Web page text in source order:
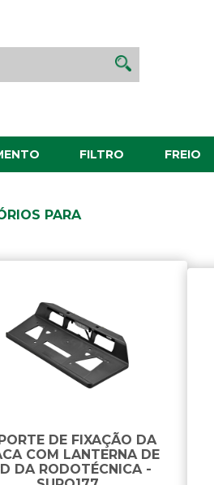
FILTRO FREIO
PARA
DE FIXAÇÃO DA
COM LANTERNA DE
DA RODOTÉCNICA -